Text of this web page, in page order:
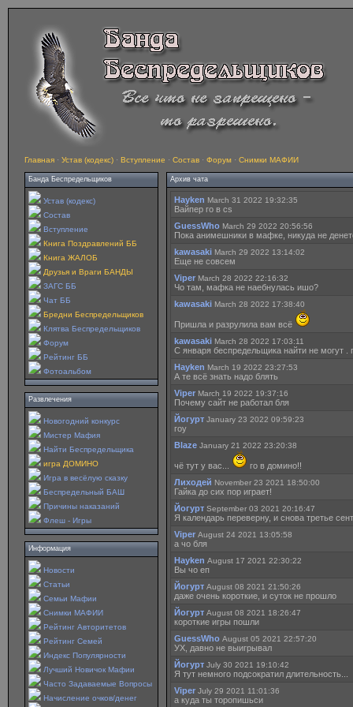
Главная · Устав (кодекс) · Вступление · Состав · Форум · Снимки МАФИИ
Банда Беспредельщиков
Устав (кодекс)
Состав
Вступление
Книга Поздравлений ББ
Книга ЖАЛОБ
Друзья и Враги БАНДЫ
ЗАГС ББ
Чат ББ
Бредни Беспредельщиков
Клятва Беспредельщиков
Форум
Рейтинг ББ
Фотоальбом
Развлечения
Новогодний конкурс
Мистер Мафия
Найти Беспредельщика
игра ДОМИНО
Игра в весёлую сказку
Беспредельный БАШ
Причины наказаний
Флеш - Игры
Информация
Новости
Статьи
Семьи Мафии
Снимки МАФИИ
Рейтинг Авторитетов
Рейтинг Семей
Индекс Популярности
Лучший Новичок Мафии
Часто Задаваемые Вопросы
Начисление очков/денег
Архив чата
Hayken March 31 2022 19:32:35
Вайпер го в cs
GuessWho March 29 2022 20:56:56
Пока анимешники в мафке, никуда не
kawasaki March 29 2022 13:14:02
Еще не совсем
Viper March 28 2022 22:16:32
Чо там, мафка не наебнулась ишо?
kawasaki March 28 2022 17:38:40
Пришла и разрулила вам всё
kawasaki March 28 2022 17:03:11
С января беспредельщика найти не могут .
Hayken March 19 2022 23:27:53
А те всё знать надо блять
Viper March 19 2022 19:37:16
Почему сайт не работал бля
Йогурт January 23 2022 09:59:23
гоу
Blaze January 21 2022 23:20:38
чё тут у вас...
го в домино!!
Лиходей November 23 2021 18:50:00
Гайка до сих пор играет!
Йогурт September 03 2021 20:16:47
Я календарь переверну, и снова третье
Viper August 24 2021 13:05:58
а чо бля
Hayken August 17 2021 22:30:22
Вы чо еп
Йогурт August 08 2021 21:50:26
даже очень короткие, и суток не прошло
Йогурт August 08 2021 18:26:47
короткие игры пошли
GuessWho August 05 2021 22:57:20
УХ, давно не выигрывал
Йогурт July 30 2021 19:10:42
Я тут немного подсократил длительность...
Viper July 29 2021 11:01:36
а куда ты торопишьси